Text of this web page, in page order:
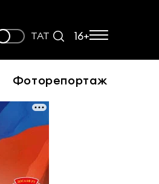
ТАТ 16+
Фоторепортаж